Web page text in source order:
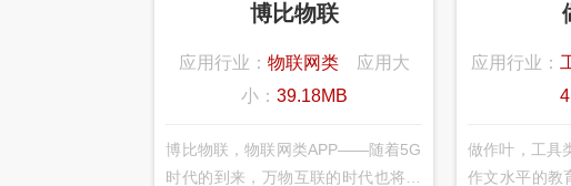
博比物联
应用行业： 物联网类应用大
小： 39.18MB
博比物联，物联网类APP——随着5G
时代的到来，万物互联的时代也将到
应用行业：
做作叶，工
作文水平的教